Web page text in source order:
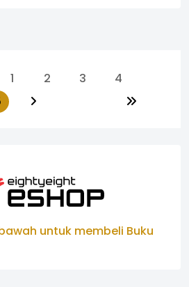
1 2 3
4
untuk membeli Buku